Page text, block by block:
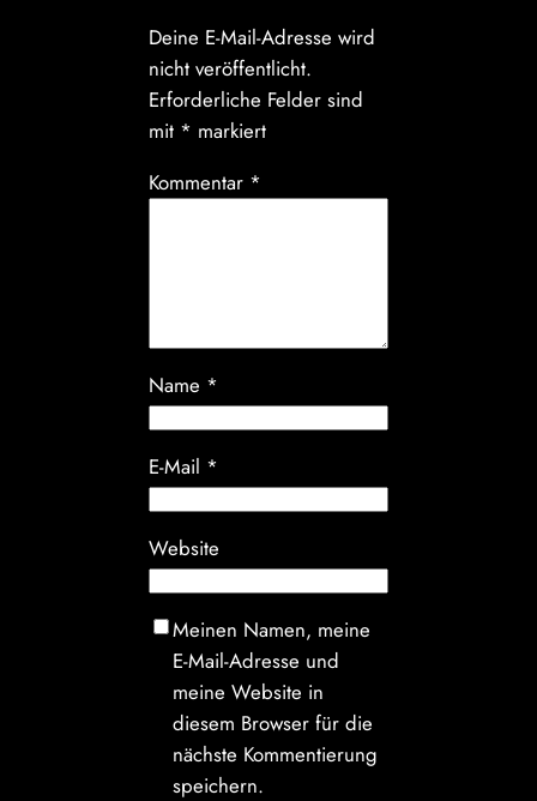
Deine E-Mail-Adresse wird
nicht veröffentlicht.
Erforderliche Felder sind
mit * markiert
Kommentar *
Name *
E-Mail *
Website
Meinen Namen, meine
E-Mail-Adresse und
meine Website in
diesem Browser für die
nächste Kommentierung
speichern.